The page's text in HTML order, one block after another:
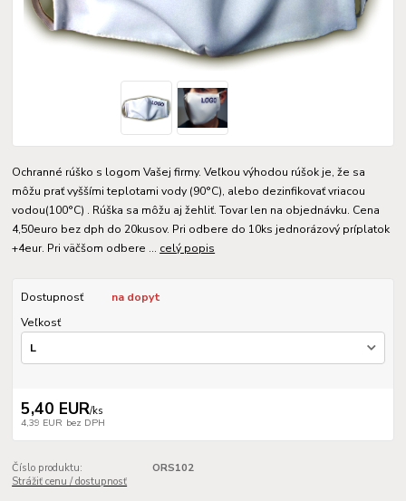
Ochranné rúško s logom Vašej firmy. Veľkou výhodou rúšok je, že sa
môžu prať vyššími teplotami vody (90°C), alebo dezinfikovať vriacou
vodou(100°C) . Rúška sa môžu aj žehliť. Tovar len na objednávku. Cena
4,50euro bez dph do 20kusov. Pri odbere do 10ks jednorázový príplatok
+4eur. Pri väčšom odbere ... celý popis
Dostupnosť
na dopyt
Veľkosť
5,40 EUR/ks
4,39 EUR bez DPH
Číslo produktu:
ORS102
Strážiť cenu / dostupnosť